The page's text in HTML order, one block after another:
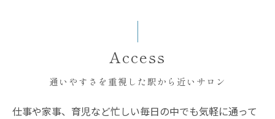
通いやすさを重視した駅から近いサロン
Access
仕事や家事、育児など忙しい毎日の中でも気軽に通って